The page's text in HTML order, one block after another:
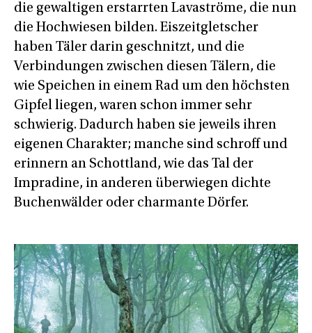
die gewaltigen erstarrten Lavaströme, die nun
die Hochwiesen bilden. Eiszeitgletscher
haben Täler darin geschnitzt, und die
Verbindungen zwischen diesen Tälern, die
wie Speichen in einem Rad um den höchsten
Gipfel liegen, waren schon immer sehr
schwierig. Dadurch haben sie jeweils ihren
eigenen Charakter; manche sind schroff und
erinnern an Schottland, wie das Tal der
Impradine, in anderen überwiegen dichte
Buchenwälder oder charmante Dörfer.